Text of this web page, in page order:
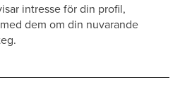
intresse för din profil,
med dem om din nuvarande